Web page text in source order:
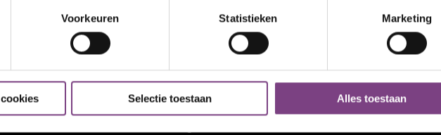
Voorkeuren Statistieken Marketing
Selectie toestaan Alles toestaan
ProFit Gym